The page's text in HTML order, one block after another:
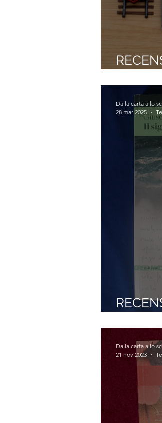
Dalla carta allo
28 mar 2025
Dalla carta allo
21 nov 2023